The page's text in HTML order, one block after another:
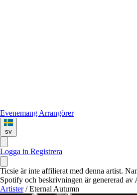
Evenemang Arrangörer
sv
Logga in Registrera
Ticsie är inte affilierat med denna artist.
Spotify och beskrivningen är genererad av
Artister / Eternal Autumn